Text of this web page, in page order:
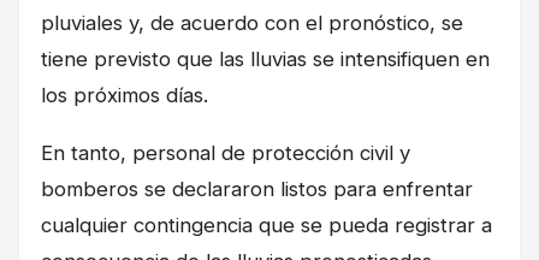
pluviales y, de acuerdo con el pronóstico, se
tiene previsto que las lluvias se intensifiquen en
los próximos días.
En tanto, personal de protección civil y
bomberos se declararon listos para enfrentar
cualquier contingencia que se pueda registrar a